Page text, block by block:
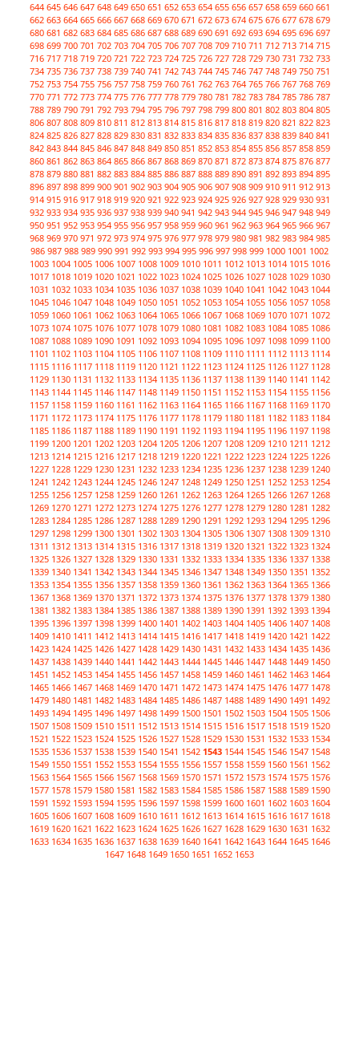
644 645 646 647 648 649 650 651 652 653 654 655 656 657 658 659 660 661
662 663 664 665 666 667 668 669 670 671 672 673 674 675 676 677 678 679
680 681 682 683 684 685 686 687 688 689 690 691 692 693 694 695 696 697
698 699 700 701 702 703 704 705 706 707 708 709 710 711 712 713 714 715
716 717 718 719 720 721 722 723 724 725 726 727 728 729 730 731 732 733
734 735 736 737 738 739 740 741 742 743 744 745 746 747 748 749 750 751
752 753 754 755 756 757 758 759 760 761 762 763 764 765 766 767 768 769
770 771 772 773 774 775 776 777 778 779 780 781 782 783 784 785 786 787
788 789 790 791 792 793 794 795 796 797 798 799 800 801 802 803 804 805
806 807 808 809 810 811 812 813 814 815 816 817 818 819 820 821 822 823
824 825 826 827 828 829 830 831 832 833 834 835 836 837 838 839 840 841
842 843 844 845 846 847 848 849 850 851 852 853 854 855 856 857 858 859
860 861 862 863 864 865 866 867 868 869 870 871 872 873 874 875 876 877
878 879 880 881 882 883 884 885 886 887 888 889 890 891 892 893 894 895
896 897 898 899 900 901 902 903 904 905 906 907 908 909 910 911 912 913
914 915 916 917 918 919 920 921 922 923 924 925 926 927 928 929 930 931
932 933 934 935 936 937 938 939 940 941 942 943 944 945 946 947 948 949
950 951 952 953 954 955 956 957 958 959 960 961 962 963 964 965 966 967
968 969 970 971 972 973 974 975 976 977 978 979 980 981 982 983 984 985
986 987 988 989 990 991 992 993 994 995 996 997 998 999 1000 1001 1002
1003 1004 1005 1006 1007 1008 1009 1010 1011 1012 1013 1014 1015 1016
1017 1018 1019 1020 1021 1022 1023 1024 1025 1026 1027 1028 1029 1030
1031 1032 1033 1034 1035 1036 1037 1038 1039 1040 1041 1042 1043 1044
1045 1046 1047 1048 1049 1050 1051 1052 1053 1054 1055 1056 1057 1058
1059 1060 1061 1062 1063 1064 1065 1066 1067 1068 1069 1070 1071 1072
1073 1074 1075 1076 1077 1078 1079 1080 1081 1082 1083 1084 1085 1086
1087 1088 1089 1090 1091 1092 1093 1094 1095 1096 1097 1098 1099 1100
1101 1102 1103 1104 1105 1106 1107 1108 1109 1110 1111 1112 1113 1114
1115 1116 1117 1118 1119 1120 1121 1122 1123 1124 1125 1126 1127 1128
1129 1130 1131 1132 1133 1134 1135 1136 1137 1138 1139 1140 1141 1142
1143 1144 1145 1146 1147 1148 1149 1150 1151 1152 1153 1154 1155 1156
1157 1158 1159 1160 1161 1162 1163 1164 1165 1166 1167 1168 1169 1170
1171 1172 1173 1174 1175 1176 1177 1178 1179 1180 1181 1182 1183 1184
1185 1186 1187 1188 1189 1190 1191 1192 1193 1194 1195 1196 1197 1198
1199 1200 1201 1202 1203 1204 1205 1206 1207 1208 1209 1210 1211 1212
1213 1214 1215 1216 1217 1218 1219 1220 1221 1222 1223 1224 1225 1226
1227 1228 1229 1230 1231 1232 1233 1234 1235 1236 1237 1238 1239 1240
1241 1242 1243 1244 1245 1246 1247 1248 1249 1250 1251 1252 1253 1254
1255 1256 1257 1258 1259 1260 1261 1262 1263 1264 1265 1266 1267 1268
1269 1270 1271 1272 1273 1274 1275 1276 1277 1278 1279 1280 1281 1282
1283 1284 1285 1286 1287 1288 1289 1290 1291 1292 1293 1294 1295 1296
1297 1298 1299 1300 1301 1302 1303 1304 1305 1306 1307 1308 1309 1310
1311 1312 1313 1314 1315 1316 1317 1318 1319 1320 1321 1322 1323 1324
1325 1326 1327 1328 1329 1330 1331 1332 1333 1334 1335 1336 1337 1338
1339 1340 1341 1342 1343 1344 1345 1346 1347 1348 1349 1350 1351 1352
1353 1354 1355 1356 1357 1358 1359 1360 1361 1362 1363 1364 1365 1366
1367 1368 1369 1370 1371 1372 1373 1374 1375 1376 1377 1378 1379 1380
1381 1382 1383 1384 1385 1386 1387 1388 1389 1390 1391 1392 1393 1394
1395 1396 1397 1398 1399 1400 1401 1402 1403 1404 1405 1406 1407 1408
1409 1410 1411 1412 1413 1414 1415 1416 1417 1418 1419 1420 1421 1422
1423 1424 1425 1426 1427 1428 1429 1430 1431 1432 1433 1434 1435 1436
1437 1438 1439 1440 1441 1442 1443 1444 1445 1446 1447 1448 1449 1450
1451 1452 1453 1454 1455 1456 1457 1458 1459 1460 1461 1462 1463 1464
1465 1466 1467 1468 1469 1470 1471 1472 1473 1474 1475 1476 1477 1478
1479 1480 1481 1482 1483 1484 1485 1486 1487 1488 1489 1490 1491 1492
1493 1494 1495 1496 1497 1498 1499 1500 1501 1502 1503 1504 1505 1506
1507 1508 1509 1510 1511 1512 1513 1514 1515 1516 1517 1518 1519 1520
1521 1522 1523 1524 1525 1526 1527 1528 1529 1530 1531 1532 1533 1534
1535 1536 1537 1538 1539 1540 1541 1542 1543 1544 1545 1546 1547 1548
1549 1550 1551 1552 1553 1554 1555 1556 1557 1558 1559 1560 1561 1562
1563 1564 1565 1566 1567 1568 1569 1570 1571 1572 1573 1574 1575 1576
1577 1578 1579 1580 1581 1582 1583 1584 1585 1586 1587 1588 1589 1590
1591 1592 1593 1594 1595 1596 1597 1598 1599 1600 1601 1602 1603 1604
1605 1606 1607 1608 1609 1610 1611 1612 1613 1614 1615 1616 1617 1618
1619 1620 1621 1622 1623 1624 1625 1626 1627 1628 1629 1630 1631 1632
1633 1634 1635 1636 1637 1638 1639 1640 1641 1642 1643 1644 1645 1646
1647 1648 1649 1650 1651 1652 1653